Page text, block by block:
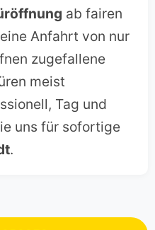
ab fairen
Anfahrt von nur
zugefallene
meist
Tag und
uns für sofortige
.